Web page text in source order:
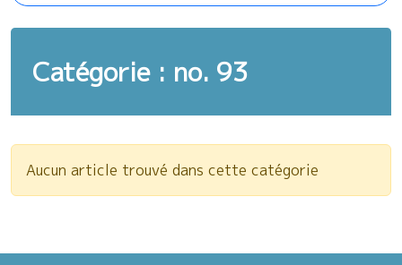
Catégorie : no. 93
Aucun article trouvé dans cette catégorie